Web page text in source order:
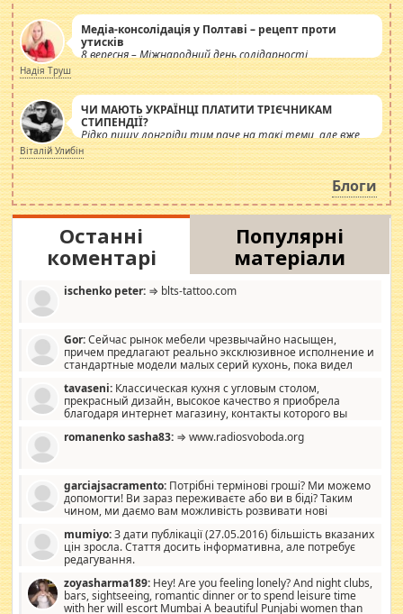
Медіа-консолідація у Полтаві – рецепт проти
утисків
8 вересня – Міжнародний день солідарності
журналістів.
Надія Труш
ЧИ МАЮТЬ УКРАЇНЦІ ПЛАТИТИ ТРІЄЧНИКАМ
СТИПЕНДІЇ?
Рідко пишу лонгріди тим паче на такі теми, але вже
просто дістало! Обурюють сьогоднішні інсенуації
навколо стипендіального питання. Штучно
роздувається ще одна соціальна катастрофа.
Віталій Улибін
Блоги
Останні
коментарі
Популярні
матеріали
ischenko peter: ⇒ blts-tattoo.com
Gor:Сейчас рынок мебели чрезвычайно насыщен,
причем предлагают реально эксклюзивное исполнение и
стандартные модели малых серий кухонь, пока видел
стандартные формы, в MebelOk, креативненько и что главное -
со вкусом все в порядке, без ненужных наворотов удорожающих
мебель, а это не последний фактор.
tavaseni: Классическая кухня с угловым столом,
прекрасный дизайн, высокое качество я приобрела
благодаря интернет магазину, контакты которого вы
romanenko sasha83: ⇒ www.radiosvoboda.org
garciajsacramento: Потрібні термінові гроші? Ми можемо
допомогти! Ви зараз переживаєте або ви в біді? Таким
чином, ми даємо вам можливість розвивати нові
допомагати людям, які намагаються дати їм шанс. Кожен
заслуговує на другий шанс, і, оскільки влада не зможе, вони
повинні приймати від інших. Для нас нема багато суми, і зрілість
витрат, а тільки узгоджених сум і нічого іншого. Не чекайте і не
коментуйте цей пост. Введіть суму, яку ви хочете подати, і ми
mumiyo:З дати публікації (27.05.2016) більшість вказаних
цін зросла. Стаття досить інформативна, але потребує
редагування.
zoyasharma189: Hey! Are you feeling lonely? And night clubs,
bars, sightseeing, romantic dinner or to spend leisure time
with her will escort Mumbai A beautiful Punjabi women than